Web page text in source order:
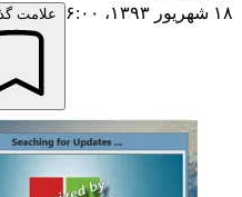
۱۸ شهریور ۱۳۹۳،‏ ۶:۰۰
علامت